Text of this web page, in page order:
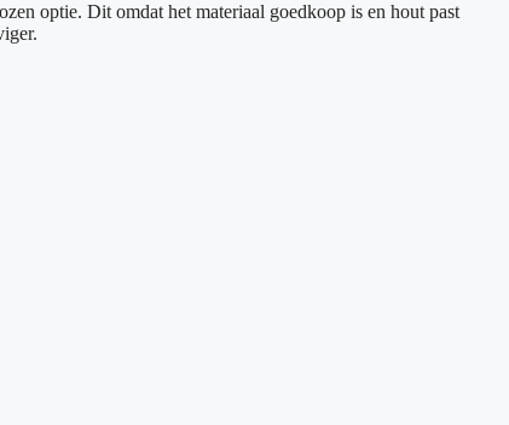
optie. Dit omdat het materiaal goedkoop is en hout past